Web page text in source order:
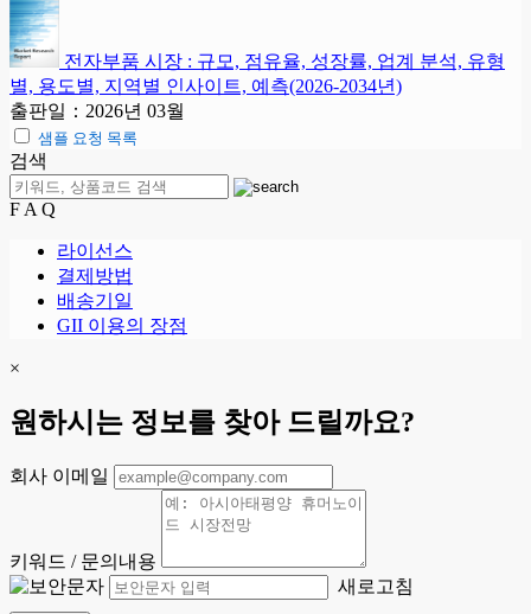
전자부품 시장 : 규모, 점유율, 성장률, 업계 분석, 유형
별, 용도별, 지역별 인사이트, 예측(2026-2034년)
출판일：2026년 03월
샘플 요청 목록
검색
F A Q
라이선스
결제방법
배송기일
GII 이용의 장점
×
원하시는 정보를 찾아 드릴까요?
회사 이메일
키워드 / 문의내용
새로고침